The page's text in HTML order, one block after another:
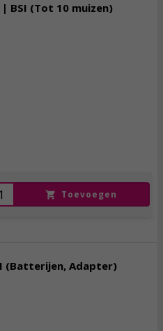
BSI (Tot 10 muizen)
Toevoegen
(Batterijen, Adapter)